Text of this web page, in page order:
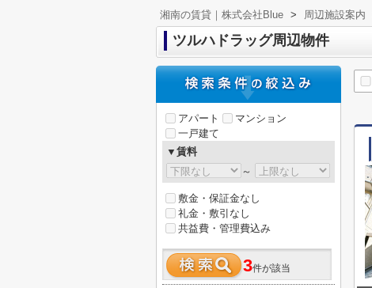
湘南の賃貸｜株式会社Blue > 周辺施設案内
ツルハドラッグ周辺物件
アパート
マンション
一戸建て
▼賃料
～
敷金・保証金なし
礼金・敷引なし
共益費・管理費込み
3件が該当